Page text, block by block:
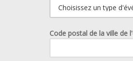
Code postal de la ville de